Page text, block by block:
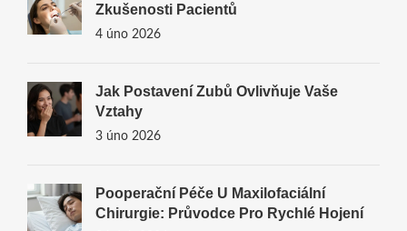
Zkušenosti Pacientů
4 úno 2026
Jak Postavení Zubů Ovlivňuje Vaše
Vztahy
3 úno 2026
Pooperační Péče U Maxilofaciální
Chirurgie: Průvodce Pro Rychlé Hojení